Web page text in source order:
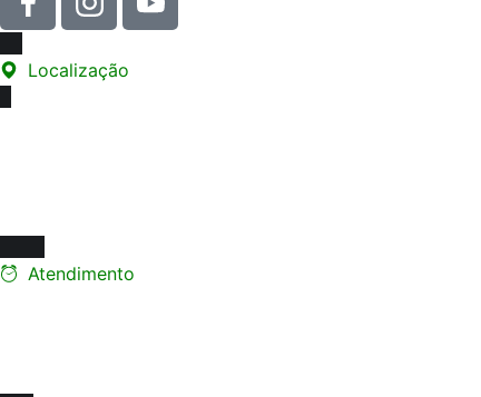
Localização
Atendimento